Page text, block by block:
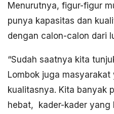
Menurutnya, figur-figur
punya kapasitas dan
dengan calon-calon dari
“Sudah saatnya kita
Lombok juga
kualitasnya. Kita banyak
hebat, kader-kader yang